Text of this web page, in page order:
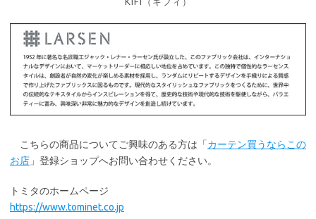
こちらの商品についてご興味のある方は「カーテン買うならこの
お店 」登録ショップへお問い合わせください。
トミタのホームページ
https://www.tominet.co.jp